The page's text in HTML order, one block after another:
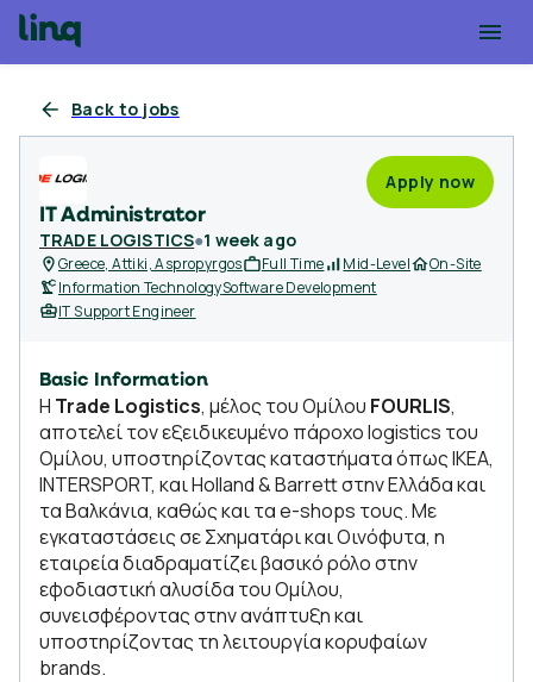
Back to jobs
IT Administrator
TRADE LOGISTICS●1 week ago
Apply now
Greece, Attiki, Aspropyrgos Full Time Mid-Level
On-Site
Information TechnologySoftware Development
IT Support Engineer
Basic Information
Η Trade Logistics, μέλος του Ομίλου FOURLIS,
αποτελεί τον εξειδικευμένο πάροχο logistics του
Ομίλου, υποστηρίζοντας καταστήματα όπως IKEA,
INTERSPORT, και Holland & Barrett στην Ελλάδα και
τα Βαλκάνια, καθώς και τα e-shops τους. Με
εγκαταστάσεις σε Σχηματάρι και Οινόφυτα, η
εταιρεία διαδραματίζει βασικό ρόλο στην
εφοδιαστική αλυσίδα του Ομίλου,
συνεισφέροντας στην ανάπτυξη και
υποστηρίζοντας τη λειτουργία κορυφαίων
brands.